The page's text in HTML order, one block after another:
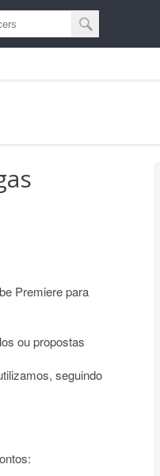
Premiere para
ou propostas
seguindo